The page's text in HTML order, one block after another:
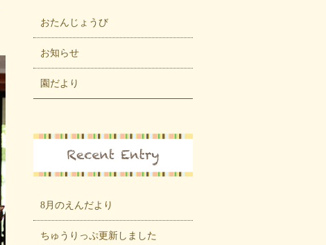
おたんじょうび
お知らせ
園だより
8月のえんだより
ちゅうりっぷ更新しました